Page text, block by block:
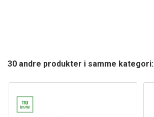
30 andre produkter i samme kategori: